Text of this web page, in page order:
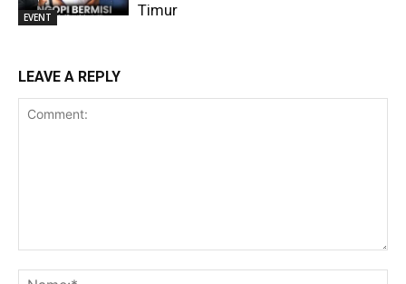
EVENT
Timur
LEAVE A REPLY